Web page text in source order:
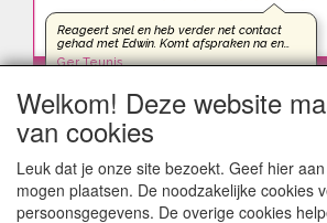
Welkom! Deze website
van cookies
Leuk dat je onze site bezoekt. Geef hier
mogen plaatsen. De noodzakelijke cookies
persoonsgegevens. De overige cookies